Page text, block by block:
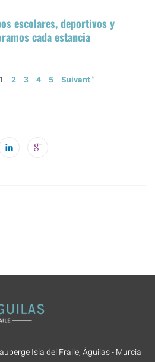
escolares, deportivos y
cada estancia
1 2 3 4 5 Suivant "
Isla del Fraile, Águilas - Murcia